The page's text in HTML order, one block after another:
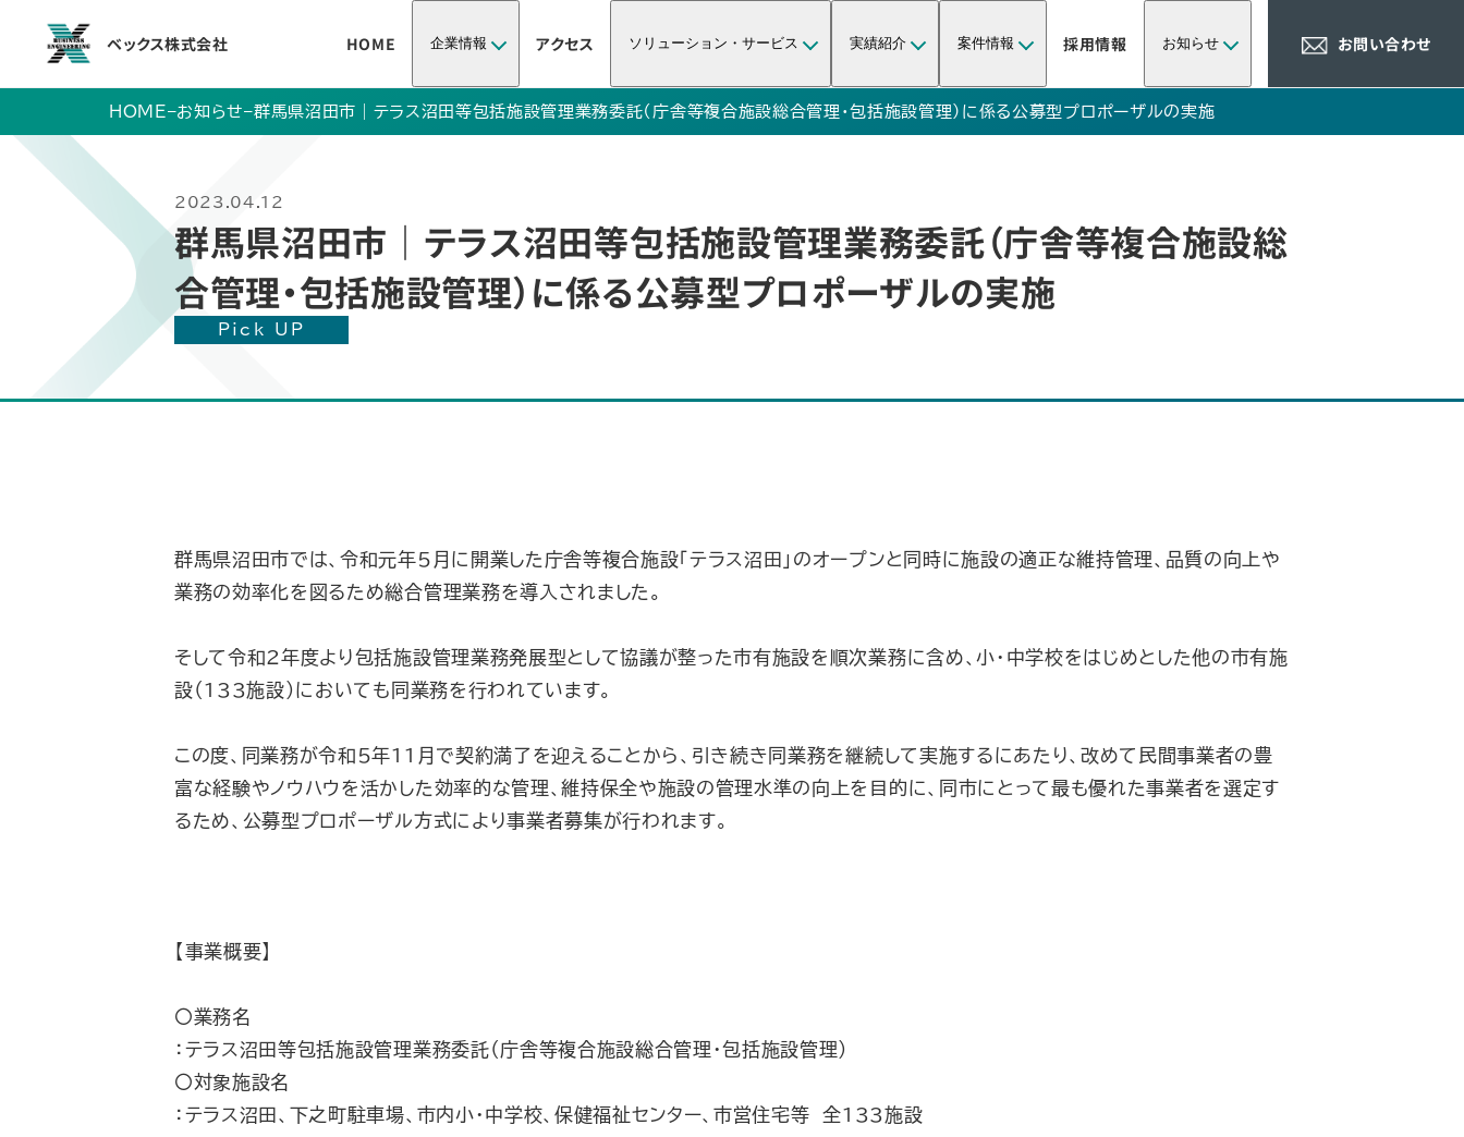
ベックス株式会社 HOME 企業情報 アクセス ソリューション・サービス 実績紹介 案件情報 採用情報 お知らせ お問い合わせ
HOME–お知らせ–群馬県沼田市｜テラス沼田等包括施設管理業務委託（庁舎等複合施設総合管理・包括施設管理）に係る公募型プロポーザルの実施
2023.04.12
群馬県沼田市｜テラス沼田等包括施設管理業務委託（庁舎等複合施設総
合管理・包括施設管理）に係る公募型プロポーザルの実施
Pick UP
群馬県沼田市では、令和元年5月に開業した庁舎等複合施設「テラス沼田」のオープンと同時に施設の適正な維持管理、品質の向上や
業務の効率化を図るため総合管理業務を導入されました。
そして令和2年度より包括施設管理業務発展型として協議が整った市有施設を順次業務に含め、小･中学校をはじめとした他の市有施
設（133施設）においても同業務を行われています。
この度、同業務が令和5年11月で契約満了を迎えることから、引き続き同業務を継続して実施するにあたり、改めて民間事業者の豊
富な経験やノウハウを活かした効率的な管理、維持保全や施設の管理水準の向上を目的に、同市にとって最も優れた事業者を選定す
るため、公募型プロポーザル方式により事業者募集が行われます。
【事業概要】
〇業務名
：テラス沼田等包括施設管理業務委託（庁舎等複合施設総合管理・包括施設管理）
〇対象施設名
：テラス沼田、下之町駐車場、市内小・中学校、保健福祉センター、市営住宅等 全133施設